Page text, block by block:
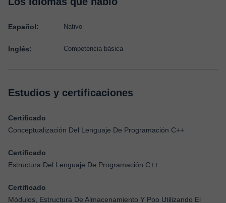
Español: Nativo
Inglés: Competencia básica
Estudios y certificaciones
Certificado
Conceptualización Del Lenguaje De Programación C++
Certificado
Estructura Del Lenguaje De Programación C++
Certificado
Módulos, Estructura De Almacenamiento Y Poo Utilizando El